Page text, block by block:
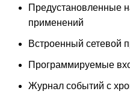
Предустановленные
применений
Встроенный сетевой
Программируемые
Журнал событий с